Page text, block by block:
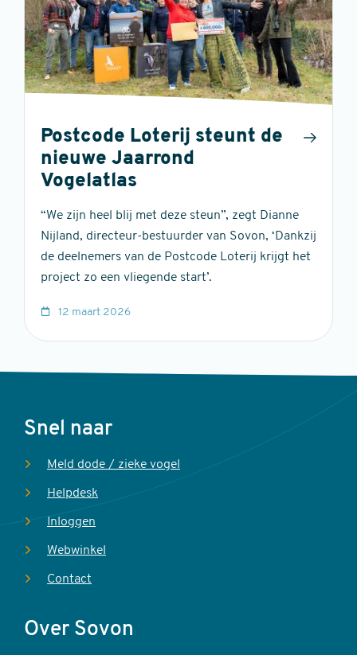
Postcode Loterij steunt de
nieuwe Jaarrond
Vogelatlas
“We zijn heel blij met deze steun”, zegt Dianne
Nijland, directeur-bestuurder van Sovon, ‘Dankzij
de deelnemers van de Postcode Loterij krijgt het
project zo een vliegende start’.
12 maart 2026
Voet
Snel naar
Meld dode / zieke vogel
Helpdesk
Inloggen
Webwinkel
Contact
Over Sovon